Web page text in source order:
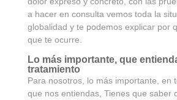
a hacer en consulta vemos toda la
globalidad y te podemos explicar por
que te ocurre.
Lo más importante, que
tratamiento
Para nosotros, lo más importante, en
que nos entiendas, Tienes que saber